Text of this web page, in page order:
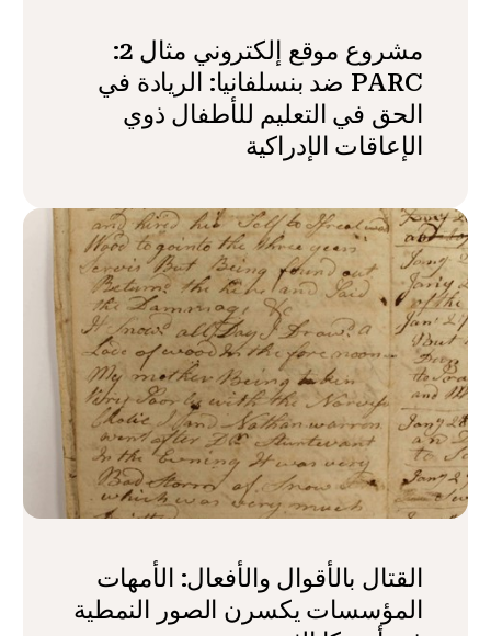
مشروع موقع إلكتروني مثال 2:
PARC ضد بنسلفانيا: الريادة في
الحق في التعليم للأطفال ذوي
الإعاقات الإدراكية
القتال بالأقوال والأفعال: الأمهات
المؤسسات يكسرن الصور النمطية